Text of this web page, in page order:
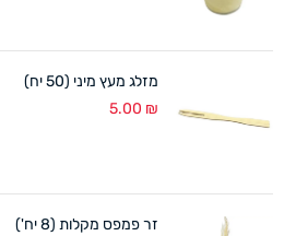
מזלג מעץ מיני (50 יח)
5.00 ₪
זר פמפס מקלות (8 יח')